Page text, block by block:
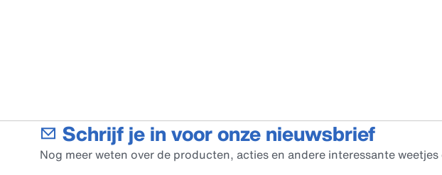
Schrijf je in voor onze nieuwsbrief
Nog meer weten over de producten, acties en andere interessante weetjes